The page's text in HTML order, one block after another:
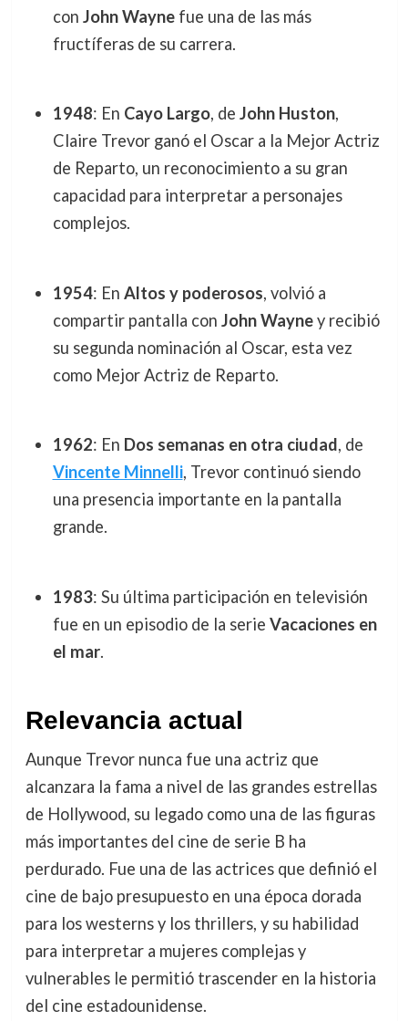
con John Waynefue una de las más
fructíferas de su carrera.
1948: En Cayo Largo, de John Huston,
Claire Trevor ganó el Oscar a la Mejor Actriz
de Reparto, un reconocimiento a su gran
capacidad para interpretar a personajes
complejos.
1954: En Altos y poderosos, volvió a
compartir pantalla con John Wayney recibió
su segunda nominación al Oscar, esta vez
como Mejor Actriz de Reparto.
1962: En Dos semanas en otra ciudad, de
Vincente Minnelli, Trevor continuó siendo
una presencia importante en la pantalla
grande.
1983: Su última participación en televisión
fue en un episodio de la serie Vacaciones en
el mar.
Relevancia actual
Aunque Trevor nunca fue una actriz que
alcanzara la fama a nivel de las grandes estrellas
de Hollywood, su legado como una de las figuras
más importantes del cine de serie B ha
perdurado. Fue una de las actrices que definió el
cine de bajo presupuesto en una época dorada
para los westerns y los thrillers, y su habilidad
para interpretar a mujeres complejas y
vulnerables le permitió trascender en la historia
del cine estadounidense.